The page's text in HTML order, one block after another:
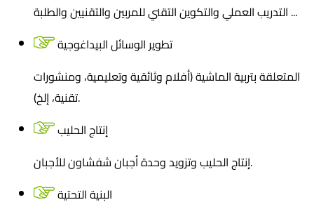
التدريب العملي والتكوين التقني للمربين والتقنيين والطلبة ...
تطوير الوسائل البيداغوجية
المتعلقة بتربية الماشية (أفلام وثائقية وتعليمية، ومنشورات
تقنية، إلخ).
إنتاج الحليب
إنتاج الحليب وتزويد وحدة أجبان شفشاون للأجبان.
البنية التحتية